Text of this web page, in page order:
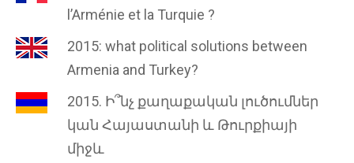
l’Arménie et la Turquie ?
2015: what political solutions between
Armenia and Turkey?
2015. Ի՞նչ քաղաքական լուծումներ
կան Հայաստանի և Թուրքիայի
միջև